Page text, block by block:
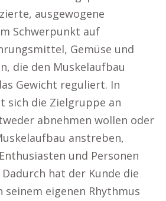
ausgewogene
Schwerpunkt auf
Gemüse und
die den Muskelaufbau
Gewicht reguliert. In
sich die Zielgruppe an
abnehmen wollen oder
anstreben,
und Personen
hat der Kunde die
eigenen Rhythmus